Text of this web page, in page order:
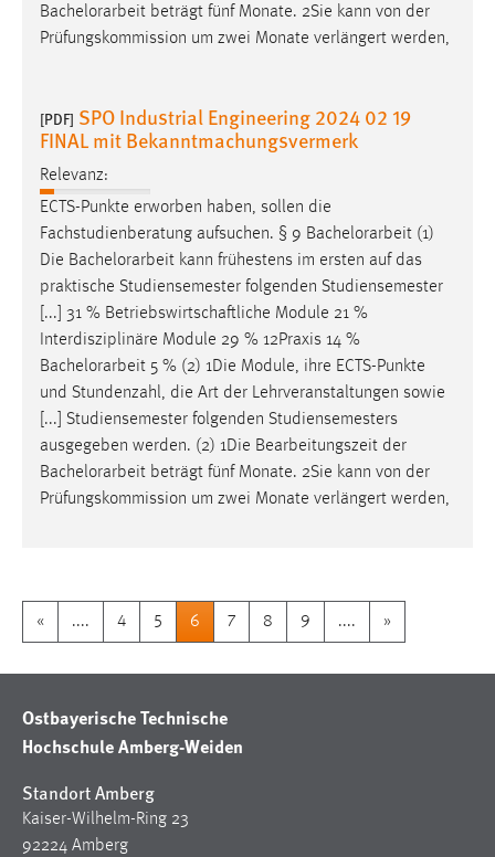
Bachelorarbeit beträgt fünf Monate. 2Sie kann von der
Prüfungskommission um zwei Monate verlängert werden,
[PDF] SPO Industrial Engineering 2024 02 19
FINAL mit Bekanntmachungsvermerk
Relevanz:
ECTS-Punkte erworben haben, sollen die
Fachstudienberatung aufsuchen. § 9 Bachelorarbeit (1)
Die Bachelorarbeit kann frühestens im ersten auf das
praktische Studiensemester folgenden Studiensemester
[...] 31 % Betriebswirtschaftliche Module 21 %
Interdisziplinäre Module 29 % 12Praxis 14 %
Bachelorarbeit 5 % (2) 1Die Module, ihre ECTS-Punkte
und Stundenzahl, die Art der Lehrveranstaltungen sowie
[...] Studiensemester folgenden Studiensemesters
ausgegeben werden. (2) 1Die Bearbeitungszeit der
Bachelorarbeit beträgt fünf Monate. 2Sie kann von der
Prüfungskommission um zwei Monate verlängert werden,
« .... 4 5 6 7 8 9 .... »
Ostbayerische Technische
Hochschule Amberg-Weiden
Standort Amberg
Kaiser-Wilhelm-Ring 23
92224 Amberg